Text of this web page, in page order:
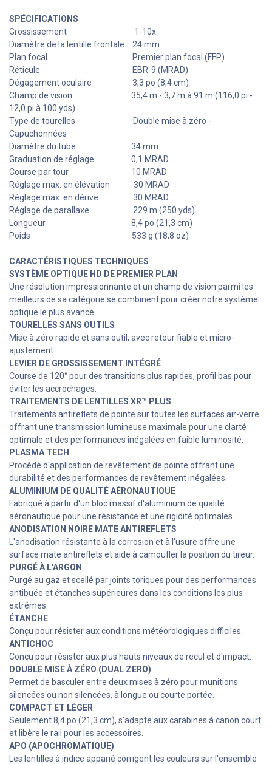
SPÉCIFICATIONS
Grossissement
​​​1-10x
Diamètre de la lentille frontale
​24 mm
Plan focal
​​Premier plan focal (FFP)
​Réticule
​EBR-9 (MRAD)
Dégagement oculaire
​3,3 po (8,4 cm)
Champ de vision
​35,4 m - 3,7 m à 91 m (116,0 pi -
12,0 pi à 100 yds)
Type de tourelles
​Double mise à zéro -
Capuchonnées
Diamètre du tube
​​34 mm
Graduation de réglage
​​0,1 MRAD
Course par tour
​​10 MRAD
Réglage max. en élévation
​30 MRAD
Réglage max. en dérive
​30 MRAD
Réglage de parallaxe
​​229 m (250 yds)
Longueur
​8,4 po (21,3 cm)
Poids
​533 g (18,8 oz)
CARACTÉRISTIQUES TECHNIQUES
SYSTÈME OPTIQUE HD DE PREMIER PLAN
Une résolution impressionnante et un champ de vision parmi les
meilleurs de sa catégorie se combinent pour créer notre système
optique le plus avancé.
TOURELLES SANS OUTILS
Mise à zéro rapide et sans outil, avec retour fiable et micro-
ajustement.
LEVIER DE GROSSISSEMENT INTÉGRÉ
Course de 120° pour des transitions plus rapides, profil bas pour
éviter les accrochages.
TRAITEMENTS DE LENTILLES XR™ PLUS
Traitements antireflets de pointe sur toutes les surfaces air-verre
offrant une transmission lumineuse maximale pour une clarté
optimale et des performances inégalées en faible luminosité.
PLASMA TECH
Procédé d'application de revêtement de pointe offrant une
durabilité et des performances de revêtement inégalées.
ALUMINIUM DE QUALITÉ AÉRONAUTIQUE
Fabriqué à partir d'un bloc massif d'aluminium de qualité
aéronautique pour une résistance et une rigidité optimales.
ANODISATION NOIRE MATE ANTIREFLETS
L'anodisation résistante à la corrosion et à l'usure offre une
surface mate antireflets et aide à camoufler la position du tireur.
PURGÉ À L'ARGON
Purgé au gaz et scellé par joints toriques pour des performances
antibuée et étanches supérieures dans les conditions les plus
extrêmes.
ÉTANCHE
Conçu pour résister aux conditions météorologiques difficiles.
ANTICHOC
Conçu pour résister aux plus hauts niveaux de recul et d'impact.
DOUBLE MISE À ZÉRO (DUAL ZERO)
Permet de basculer entre deux mises à zéro pour munitions
silencées ou non silencées, à longue ou courte portée.
COMPACT ET LÉGER
Seulement 8,4 po (21,3 cm), s'adapte aux carabines à canon court
et libère le rail pour les accessoires.
APO (APOCHROMATIQUE)
Les lentilles à indice apparié corrigent les couleurs sur l'ensemble